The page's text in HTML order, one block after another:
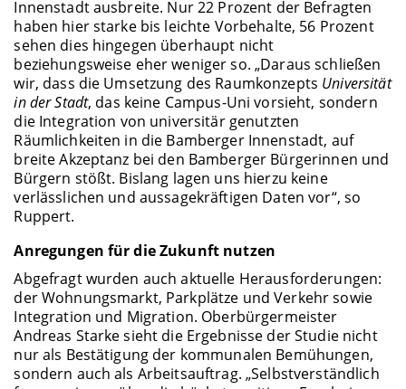
Innenstadt ausbreite. Nur 22 Prozent der Befragten
haben hier starke bis leichte Vorbehalte, 56 Prozent
sehen dies hingegen überhaupt nicht
beziehungsweise eher weniger so. „Daraus schließen
wir, dass die Umsetzung des Raumkonzepts Universität
in der Stadt, das keine Campus-Uni vorsieht, sondern
die Integration von universitär genutzten
Räumlichkeiten in die Bamberger Innenstadt, auf
breite Akzeptanz bei den Bamberger Bürgerinnen und
Bürgern stößt. Bislang lagen uns hierzu keine
verlässlichen und aussagekräftigen Daten vor“, so
Ruppert.
Anregungen für die Zukunft nutzen
Abgefragt wurden auch aktuelle Herausforderungen:
der Wohnungsmarkt, Parkplätze und Verkehr sowie
Integration und Migration. Oberbürgermeister
Andreas Starke sieht die Ergebnisse der Studie nicht
nur als Bestätigung der kommunalen Bemühungen,
sondern auch als Arbeitsauftrag. „Selbstverständlich